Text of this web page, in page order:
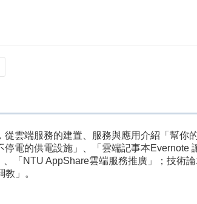
雲端服務的建置、服務與應用介紹「幫
電的供電設施」、「雲端記事本Evernote
「NTU AppShare雲端服務推廣」；技術
教」。